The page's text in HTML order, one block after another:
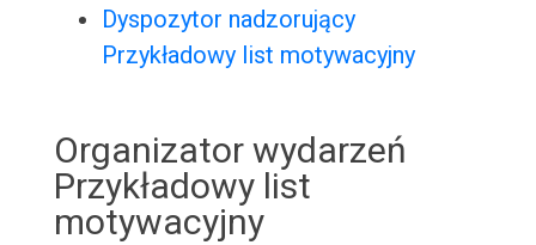
Dyspozytor nadzorujący
Przykładowy list motywacyjny
Organizator wydarzeń
Przykładowy list
motywacyjny